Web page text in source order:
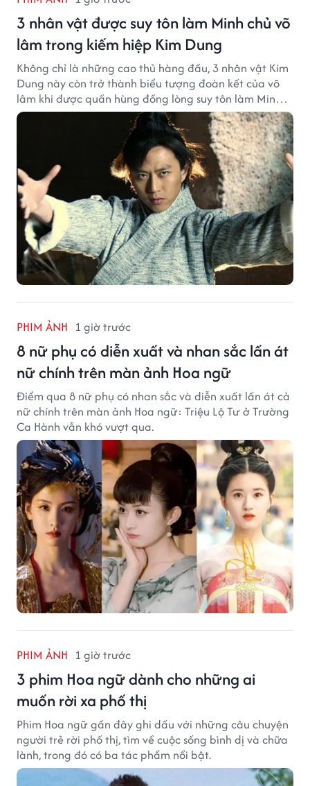
3 nhân vật được suy tôn làm Minh chủ võ
lâm trong kiếm hiệp Kim Dung
Không chỉ là những cao thủ hàng đầu, 3 nhân vật Kim
Dung này còn trở thành biểu tượng đoàn kết của võ
lâm khi được quần hùng đồng lòng suy tôn làm Minh
chủ.
PHIM ẢNH 1 giờ trước
8 nữ phụ có diễn xuất và nhan sắc lấn át
nữ chính trên màn ảnh Hoa ngữ
Điểm qua 8 nữ phụ có nhan sắc và diễn xuất lấn át cả
nữ chính trên màn ảnh Hoa ngữ: Triệu Lộ Tư ở Trường
Ca Hành vẫn khó vượt qua.
PHIM ẢNH 1 giờ trước
3 phim Hoa ngữ dành cho những ai
muốn rời xa phố thị
Phim Hoa ngữ gần đây ghi dấu với những câu chuyện
người trẻ rời phố thị, tìm về cuộc sống bình dị và chữa
lành, trong đó có ba tác phẩm nổi bật.